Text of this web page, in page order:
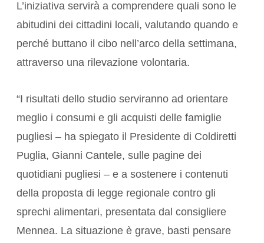
L’iniziativa servirà a comprendere quali sono le
abitudini dei cittadini locali, valutando quando e
perché buttano il cibo nell’arco della settimana,
attraverso una rilevazione volontaria.
“I risultati dello studio serviranno ad orientare
meglio i consumi e gli acquisti delle famiglie
pugliesi – ha spiegato il Presidente di Coldiretti
Puglia, Gianni Cantele, sulle pagine dei
quotidiani pugliesi – e a sostenere i contenuti
della proposta di legge regionale contro gli
sprechi alimentari, presentata dal consigliere
Mennea. La situazione è grave, basti pensare